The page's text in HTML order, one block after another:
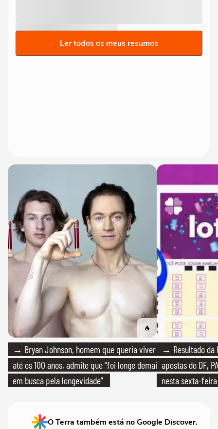
Ler todos os meus resumos
→ Bryan Johnson, homem que queria viver
até os 100 anos, admite que "foi longe demais
em busca pela longevidade"
→ Resultado da
apostas do DF,
nesta sexta-feira
O Terra também está no Google Discover.